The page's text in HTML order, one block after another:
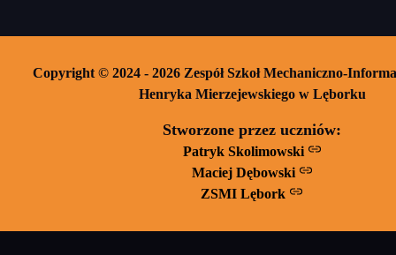
Copyright © 2024 - 2026 Zespół Szkoł Mechaniczno-
Henryka Mierzejewskiego w Lęborku
Stworzone przez uczniów:
Patryk Skolimowski
Maciej Dębowski
ZSMI Lębork